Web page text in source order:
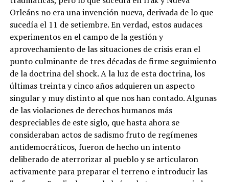
Orleáns no era una invención nueva, derivada de lo que
sucedía el 11 de setiembre. En verdad, estos audaces
experimentos en el campo de la gestión y
aprovechamiento de las situaciones de crisis eran el
punto culminante de tres décadas de firme seguimiento
de la doctrina del shock. A la luz de esta doctrina, los
últimas treinta y cinco años adquieren un aspecto
singular y muy distinto al que nos han contado. Algunas
de las violaciones de derechos humanos más
despreciables de este siglo, que hasta ahora se
consideraban actos de sadismo fruto de regímenes
antidemocráticos, fueron de hecho un intento
deliberado de aterrorizar al pueblo y se articularon
activamente para preparar el terreno e introducir las